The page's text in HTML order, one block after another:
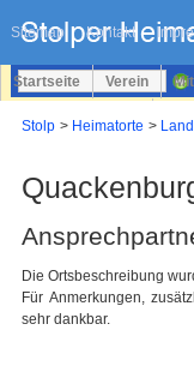
Sitemap Kontakt
überspringen
Startseite Verein
Stolp Heimatorte
Die Ortsbeschreibung
Für Anmerkungen,
sehr dankbar.